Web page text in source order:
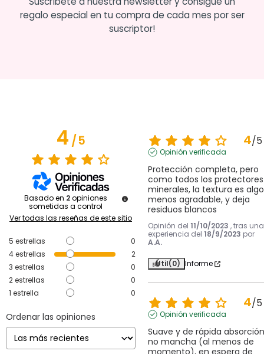
regalo especial en tu compra de cada mes por ser
suscriptor!
4/5
Basado en 2 opiniones
sometidas a control
Ver todas las reseñas de este sitio
5 estrellas
0
4estrellas
2
3 estrellas
0
2estrellas
0
1 estrella 0
Ordenar las opiniones
4/5
Opinión verificada
Protección completa, pero
como todos los protectores
minerales, la textura es algo
menos agradable, y deja
residuos blancos
Opinión del 11/10/2023 , tras una
experiencia del 18/9/2023 por
A.A.
Útil(0) Informe
4/5
Opinión verificada
Suave y de rápida
no mancha (al menos de